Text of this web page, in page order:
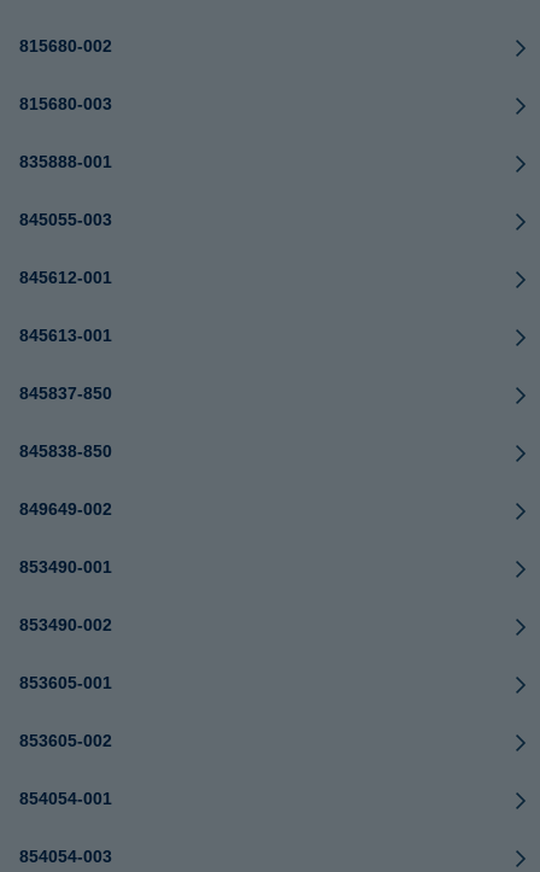
815680-002
815680-003
835888-001
845055-003
845612-001
845613-001
845837-850
845838-850
849649-002
853490-001
853490-002
853605-001
853605-002
854054-001
854054-003